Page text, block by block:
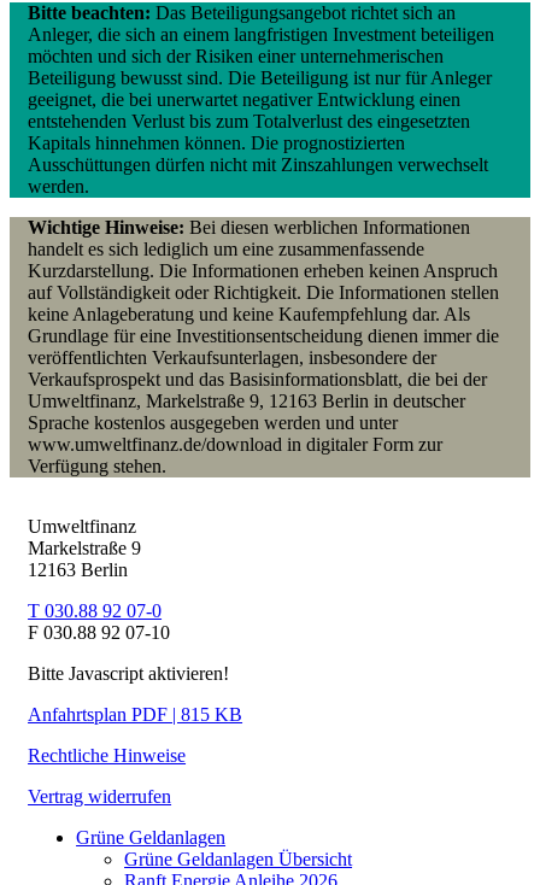
Bitte beachten: Das Beteiligungsangebot richtet sich an
Anleger, die sich an einem langfristigen Investment beteiligen
möchten und sich der Risiken einer unternehmerischen
Beteiligung bewusst sind. Die Beteiligung ist nur für Anleger
geeignet, die bei unerwartet negativer Entwicklung einen
entstehenden Verlust bis zum Totalverlust des eingesetzten
Kapitals hinnehmen können. Die prognostizierten
Ausschüttungen dürfen nicht mit Zinszahlungen verwechselt
werden.
Wichtige Hinweise: Bei diesen werblichen Informationen
handelt es sich lediglich um eine zusammenfassende
Kurzdarstellung. Die Informationen erheben keinen Anspruch
auf Vollständigkeit oder Richtigkeit. Die Informationen stellen
keine Anlageberatung und keine Kaufempfehlung dar. Als
Grundlage für eine Investitionsentscheidung dienen immer die
veröffentlichten Verkaufsunterlagen, insbesondere der
Verkaufsprospekt und das Basisinformationsblatt, die bei der
Umweltfinanz, Markelstraße 9, 12163 Berlin in deutscher
Sprache kostenlos ausgegeben werden und unter
www.umweltfinanz.de/download in digitaler Form zur
Verfügung stehen.
Umweltfinanz
Markelstraße 9
12163 Berlin
T 030.88 92 07-0
F 030.88 92 07-10
Bitte Javascript aktivieren!
Anfahrtsplan PDF | 815 KB
Rechtliche Hinweise
Vertrag widerrufen
Grüne Geldanlagen
Grüne Geldanlagen Übersicht
Ranft Energie Anleihe 2026